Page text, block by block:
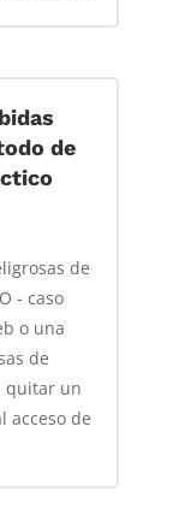
de
de
- caso
o una
de
quitar un
acceso de